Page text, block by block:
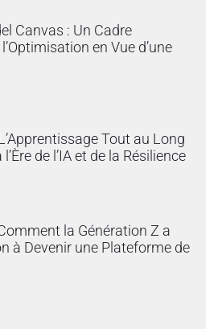
Canvas : Un Cadre
en Vue d’une
Tout au Long
de l’IA et de la Résilience
la Génération Z a
à Devenir une Plateforme de